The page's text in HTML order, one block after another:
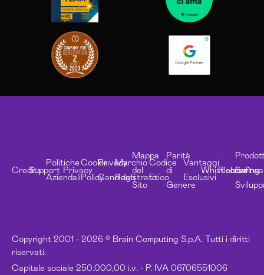
Copyright 2001 - 2026 © Brain Computing S.p.A. Tutti i diritti
riservati.
Capitale sociale 250.000,00 i.v. - P. IVA 06706551006
CreditsSupport
Politiche
Aziendali
Privacy
Cookie
Policy
Privacy
Candidati
Marchio
Registrato
Mappa
del
Sito
Codice
Etico
Parità
di
Genere
Vantaggi
Esclusivi
Whistleblowing
Risorse